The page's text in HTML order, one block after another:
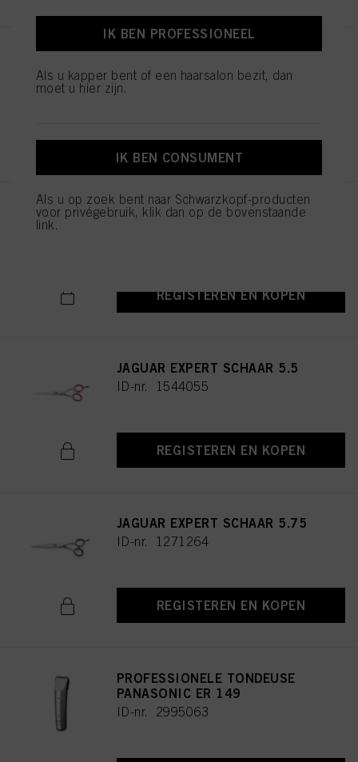
ID-nr. 2853585
REGISTEREN EN KOPEN
JAGUAR EXPERT SCHAAR 5.5
REGISTEREN EN KOPEN
JAGUAR EXPERT SCHAAR 5.5
ID-nr. 1544055
REGISTEREN EN KOPEN
JAGUAR EXPERT SCHAAR 5.75
ID-nr. 1271264
REGISTEREN EN KOPEN
PROFESSIONELE TONDEUSE
PANASONIC ER 149
ID-nr. 2995063
IK BEN PROFESSIONEEL
Als u kapper bent of een haarsalon bezit, dan
moet u hier zijn.
IK BEN CONSUMENT
Als u op zoek bent naar Schwarzkopf-producten
voor privégebruik, klik dan op de bovenstaande
link.